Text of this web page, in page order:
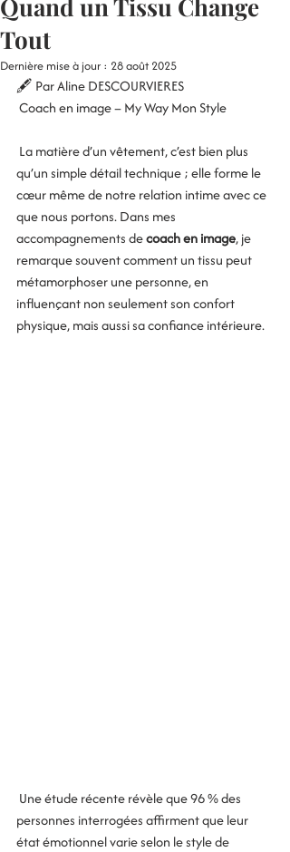
Quand un Tissu Change
Tout
Dernière mise à jour : 28 août 2025
🖋️ Par Aline DESCOURVIERES
Coach en image – My Way Mon Style
La matière d’un vêtement, c’est bien plus
qu’un simple détail technique ; elle forme le
cœur même de notre relation intime avec ce
que nous portons. Dans mes
accompagnements de coach en image, je
remarque souvent comment un tissu peut
métamorphoser une personne, en
influençant non seulement son confort
physique, mais aussi sa confiance intérieure.
personnes interrogées affirment que leur
état émotionnel varie selon le style de